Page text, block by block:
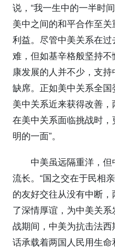
说，“我一生中的一半时
美中之间的和平合作至
利益。尽管中美关系在
难，但如基辛格般坚持
康发展的人并不少，支
缺席。正如美中关系全国
美中关系近来获得改善，
在美中关系面临挑战时
明的一面”。
中美虽远隔重洋，但
流长。“国之交在于民相
的友好交往从没有中断
了深情厚谊，为中美关
战期间，中美为抗击法
话承载着两国人民用生命